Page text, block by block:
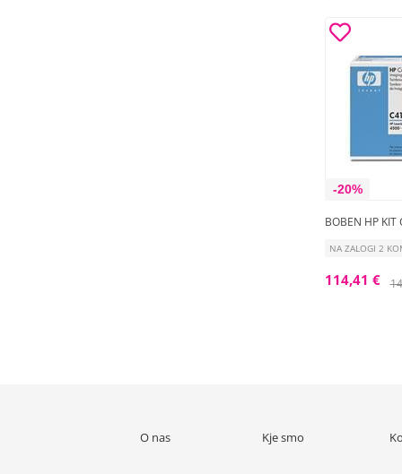
-20%
BOBEN HP KIT
NA ZALOGI 2
114,41 €
O nas Kje smo